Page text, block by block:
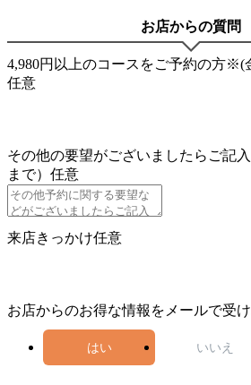
お店からの質問
4,980円以上のコースをご予約の方※(
任意
その他の要望がございましたらご記
まで） 任意
来店きっかけ任意
お店からのお得な情報をメールで受
はい いいえ